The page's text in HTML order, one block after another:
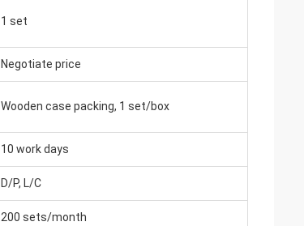
1 set
Negotiate price
Wooden case packing, 1 set/box
10 work days
D/P, L/C
200 sets/month